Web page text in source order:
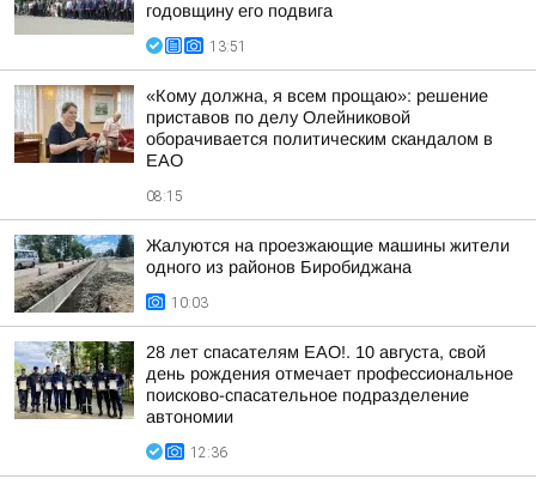
годовщину его подвига
13:51
«Кому должна, я всем прощаю»: решение
приставов по делу Олейниковой
оборачивается политическим скандалом в
ЕАО
08:15
Жалуются на проезжающие машины жители
одного из районов Биробиджана
10:03
28 лет спасателям ЕАО!. 10 августа, свой
день рождения отмечает профессиональное
поисково-спасательное подразделение
автономии
12:36